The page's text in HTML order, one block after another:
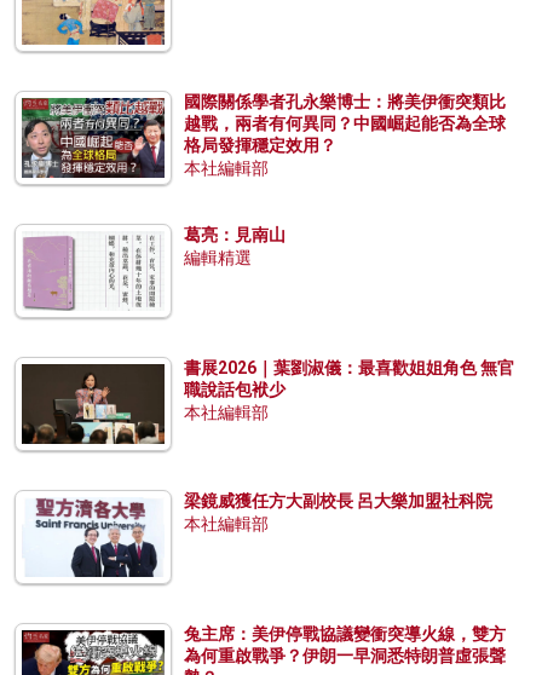
國際關係學者孔永樂博士：將美伊衝突類比
越戰，兩者有何異同？中國崛起能否為全球
格局發揮穩定效用？
本社編輯部
葛亮：見南山
編輯精選
書展2026｜葉劉淑儀：最喜歡姐姐角色 無官
職說話包袱少
本社編輯部
梁鏡威獲任方大副校長 呂大樂加盟社科院
本社編輯部
兔主席：美伊停戰協議變衝突導火線，雙方
為何重啟戰爭？伊朗一早洞悉特朗普虛張聲